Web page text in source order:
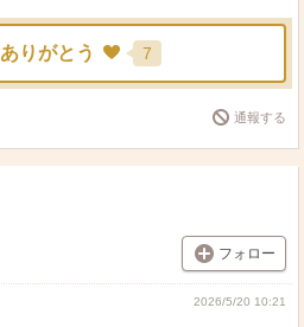
ありがとう 7
通報する
フォロー
2026/5/20 10:21